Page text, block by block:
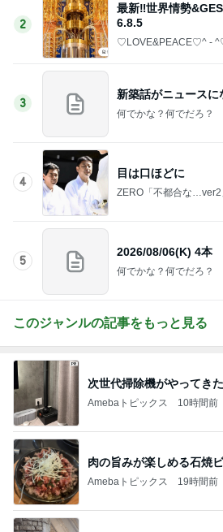
2
最新‼️世界情勢
6.8.5
♡LOVE&PEACE♡^ -
3
新築話がニュースに
何でかな？何でだろ？
4
目は口ほどに
ZERO「不都合な…ver2
5
2026/08/06(K) 4本
何でかな？何でだろ？
このジャンルの記事をもっと見る
次世代掃除機がやってきた
Amebaトピックス 10時間前
肉の旨みが楽しめる石焼
Amebaトピックス 19時間前